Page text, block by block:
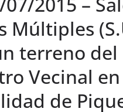
Múltiples
terreno del
Vecinal
de